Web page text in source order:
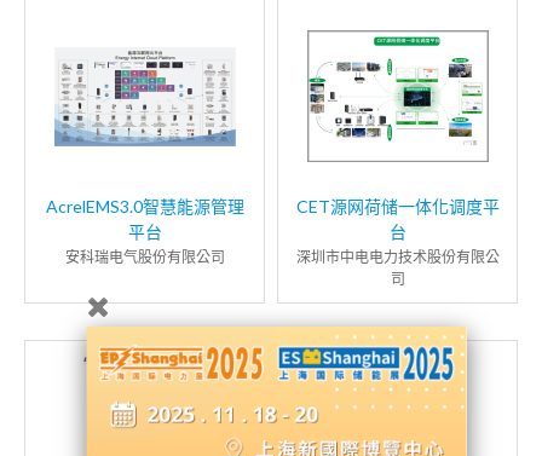
AcrelEMS3.0智慧能源管理
平台
安科瑞电气股份有限公司
CET源网荷储一体化调度平
台
深圳市中电电力技术股份有限公
司